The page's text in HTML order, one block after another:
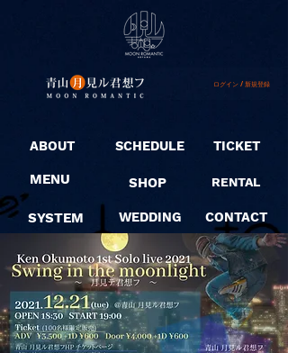
ログイン / 新規登録
ABOUT
MENU
SYSTEM
SCHEDULE
SHOP
WEDDING
TICKET
RENTAL
CONTACT